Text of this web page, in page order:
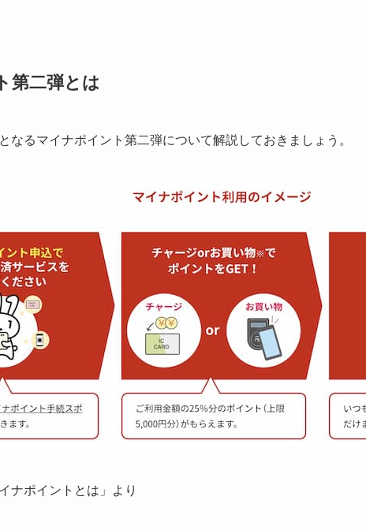
第二弾とは
なるマイナポイント第二弾について解説しておきましょう。
ナポイントとは」より